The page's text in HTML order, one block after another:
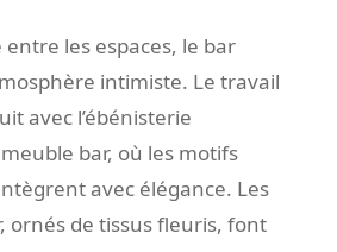
les espaces, le bar
intimiste. Le travail
avec l’ébénisterie
bar, où les motifs
avec élégance. Les
ornés de tissus fleuris, font